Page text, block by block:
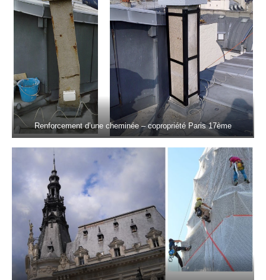
Renforcement d’une cheminée – copropriété Paris 17ème